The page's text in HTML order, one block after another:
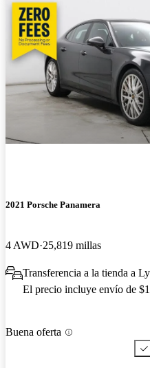
2021 Porsche Panamera
4 AWD 25,819 millas
Transferencia a la tienda a
El precio incluye envío de
Buena oferta